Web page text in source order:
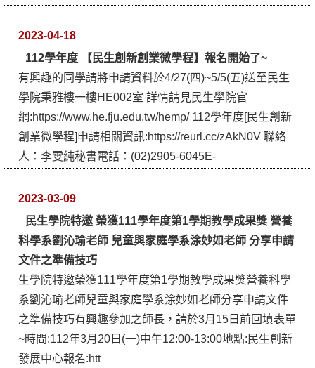
2023-04-18
112學年度 【民生創新創業微學程】報名開始了~
有興趣的同學請將申請資料於4/27(四)~5/5(五)送至民生
學院秉雅樓一樓HE002室 詳情請見民生學院官
網:https://www.he.fju.edu.tw/hemp/ 112學年度[民生創新
創業微學程]申請相關資訊:https://reurl.cc/zAkN0V 聯絡
人：李雯純秘書電話：(02)2905-6045E-
2023-03-09
民生學院特邀 榮獲111學年度第1學期教學成果獎 營養
科學系劉沁瑜老師 兒童與家庭學系涂妙如老師 分享申請
文件之準備技巧
生學院特邀榮獲111學年度第1學期教學成果獎營養科學
系劉沁瑜老師兒童與家庭學系涂妙如老師分享申請文件
之準備技巧有興趣參加之師長，請於3月15日前回填表單
~時間:112年3月20日(一)中午12:00-13:00地點:民生創新
發展中心報名:htt